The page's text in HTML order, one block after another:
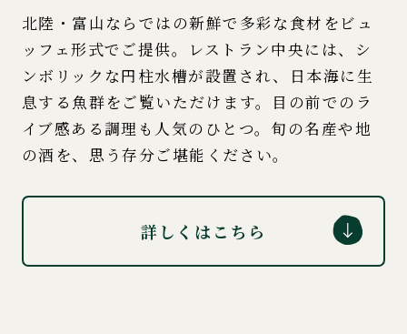
北陸・富山ならではの新鮮で多彩な食材をビュ
ッフェ形式でご提供。レストラン中央には、シ
ンボリックな円柱水槽が設置され、日本海に生
息する魚群をご覧いただけます。目の前でのラ
イブ感ある調理も人気のひとつ。旬の名産や地
の酒を、思う存分ご堪能ください。
詳しくはこちら